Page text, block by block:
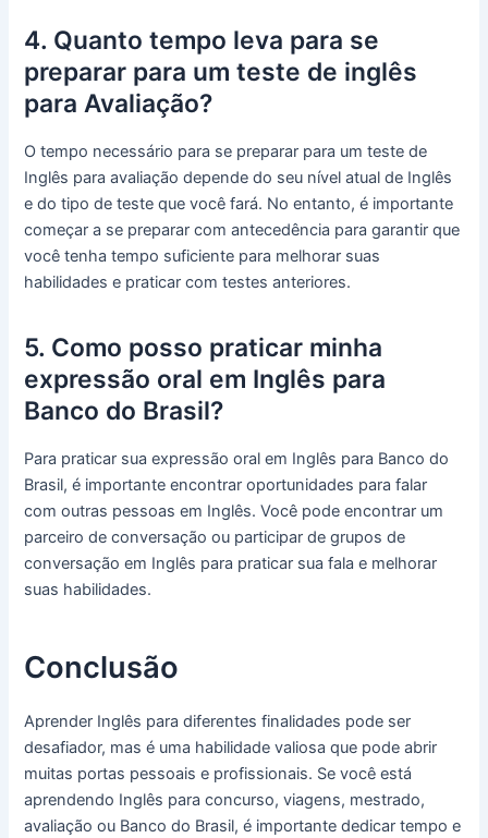
4. Quanto tempo leva para se
preparar para um teste de inglês
para Avaliação?
O tempo necessário para se preparar para um teste de
Inglês para avaliação depende do seu nível atual de Inglês
e do tipo de teste que você fará. No entanto, é importante
começar a se preparar com antecedência para garantir que
você tenha tempo suficiente para melhorar suas
habilidades e praticar com testes anteriores.
5. Como posso praticar minha
expressão oral em Inglês para
Banco do Brasil?
Para praticar sua expressão oral em Inglês para Banco do
Brasil, é importante encontrar oportunidades para falar
com outras pessoas em Inglês. Você pode encontrar um
parceiro de conversação ou participar de grupos de
conversação em Inglês para praticar sua fala e melhorar
suas habilidades.
Conclusão
Aprender Inglês para diferentes finalidades pode ser
desafiador, mas é uma habilidade valiosa que pode abrir
muitas portas pessoais e profissionais. Se você está
aprendendo Inglês para concurso, viagens, mestrado,
avaliação ou Banco do Brasil, é importante dedicar tempo e